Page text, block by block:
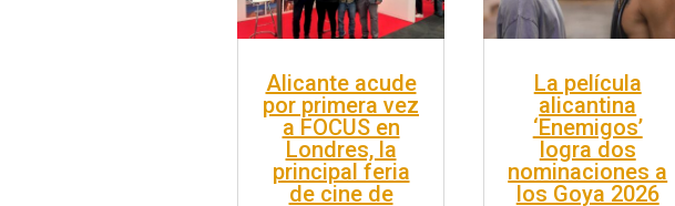
Alicante acude
por primera vez
a FOCUS en
Londres, la
principal feria
de cine de
La película
alicantina
‘Enemigos’
logra dos
nominaciones a
los Goya 2026